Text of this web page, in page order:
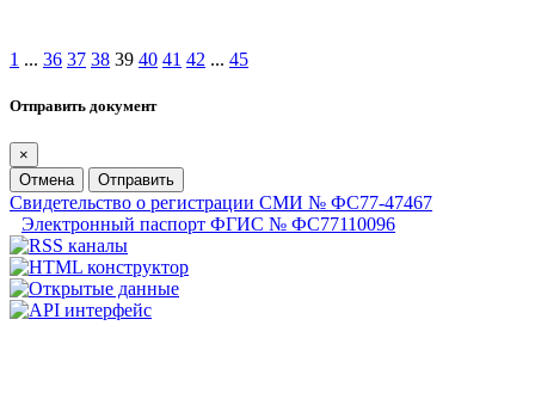
1 ... 36 37 38 39 40 41 42 ... 45
Отправить документ
×
Отмена
Отправить
Свидетельство о регистрации СМИ № ФС77-47467
Электронный паспорт ФГИС № ФС77110096